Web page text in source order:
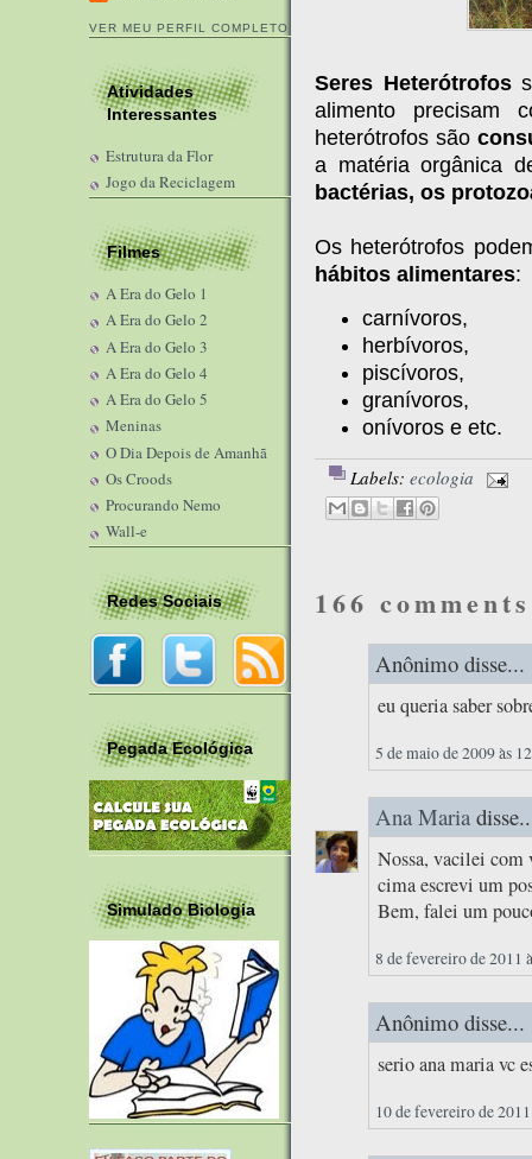
VER MEU PERFIL COMPLETO
Atividades
Interessantes
Estrutura da Flor
Jogo da Reciclagem
Filmes
A Era do Gelo 1
A Era do Gelo 2
A Era do Gelo 3
A Era do Gelo 4
A Era do Gelo 5
Meninas
O Dia Depois de Amanhã
Os Croods
Procurando Nemo
Wall-e
Redes Sociais
Pegada Ecológica
Simulado Biologia
Seres Heterótrofos
alimento precisam
heterótrofos são
a matéria orgânica
bactérias, os
Os heterótrofos
hábitos alimentares:
carnívoros,
herbívoros,
piscívoros,
granívoros,
onívoros e etc.
Labels: ecologia
166
Anônimo disse...
eu queria saber
5 de maio de 2009 às
Ana Maria
Nossa, vacilei com
cima escrevi um
Bem, falei um
8 de fevereiro de 2011
Anônimo disse...
serio ana maria vc
10 de fevereiro de